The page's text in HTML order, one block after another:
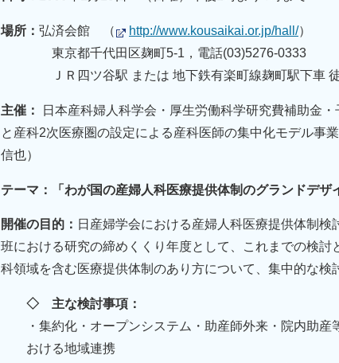
場所： 弘済会館 （ http://www.kousaikai.or.jp/hall/）
東京都千代田区麹町5-1，電話(03)5276-0333
ＪＲ四ツ谷駅 または 地下鉄有楽町線麹町駅下車
主催：
日本産科婦人科学会・厚生労働科学研究費補助金
と産科2次医療圏の設定による産科医師の集中化モデル
信也）
テーマ：「わが国の産婦人科医療提供体制のグランドデザ
開催の目的： 日産婦学会における産婦人科医療提供体制
班における研究の締めくくり年度として、これまでの検
科領域を含む医療提供体制のあり方について、集中的な検
◇ 主な検討事項：
・集約化・オープンシステム・助産師外来・院内助
おける地域連携